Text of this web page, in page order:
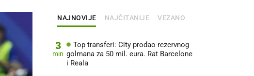
NAJNOVIJE NAJČITANIJE VEZANO
3
min
Top transferi: City prodao rezervnog
golmana za 50 mil. eura. Rat Barcelone
i Reala